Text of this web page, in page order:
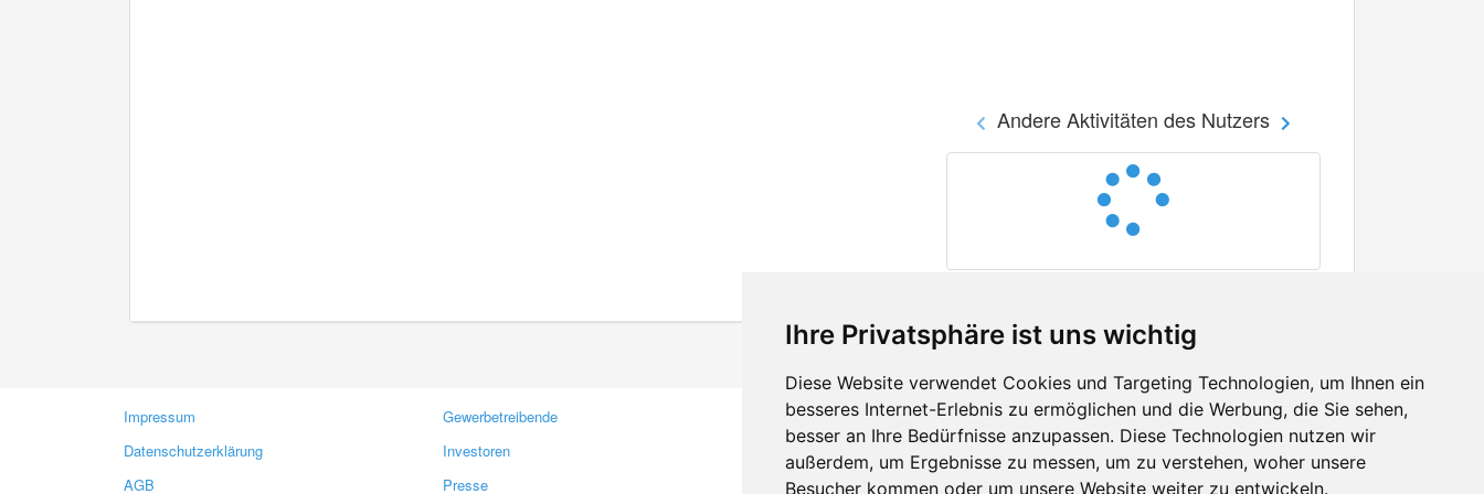
Ihre Privatsphäre ist uns wichtig
Diese Website verwendet Cookies und Targeting Technologien, um Ihnen ein
besseres Internet-Erlebnis zu ermöglichen und die Werbung, die Sie sehen,
besser an Ihre Bedürfnisse anzupassen. Diese Technologien nutzen wir
außerdem, um Ergebnisse zu messen, um zu verstehen, woher unsere
Besucher kommen oder um unsere Website weiter zu entwickeln.
Andere Aktivitäten des Nutzers
Impressum
Datenschutzerklärung
AGB
Gewerbetreibende
Investoren
Presse
Kontakt
Feedback
Fehler melden
Facebook
Twitter
YouTube